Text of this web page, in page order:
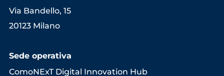
Via Bandello, 15
20123 Milano
Sede operativa
ComoNExT Digital Innovation Hub